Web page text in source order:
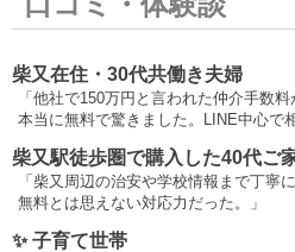
柴又在住・30代共働き夫婦
「他社で150万円と言われた仲介手数料
本当に無料で驚きました。LINE中心で
柴又駅徒歩圏で購入した40代ご
「柴又周辺の治安や学校情報まで丁寧
無料とは思えない対応力だった。」
✨ 子育て世帯